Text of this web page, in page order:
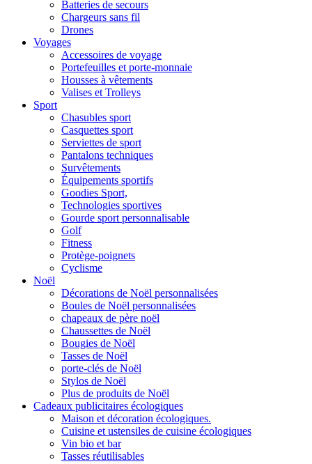
Batteries de secours
Chargeurs sans fil
Drones
Voyages
Accessoires de voyage
Portefeuilles et porte-monnaie
Housses à vêtements
Valises et Trolleys
Sport
Chasubles sport
Casquettes sport
Serviettes de sport
Pantalons techniques
Survêtements
Équipements sportifs
Goodies Sport,
Technologies sportives
Gourde sport personnalisable
Golf
Fitness
Protège-poignets
Cyclisme
Noël
Décorations de Noël personnalisées
Boules de Noël personnalisées
chapeaux de père noël
Chaussettes de Noël
Bougies de Noël
Tasses de Noël
porte-clés de Noël
Stylos de Noël
Plus de produits de Noël
Cadeaux publicitaires écologiques
Maison et décoration écologiques.
Cuisine et ustensiles de cuisine écologiques
Vin bio et bar
Tasses réutilisables